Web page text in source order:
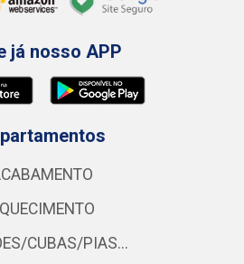
já nosso APP
CUBAS/PIAS...